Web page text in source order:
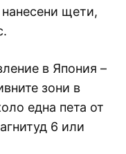
щети,
в Япония –
зони в
една пета от
6 или